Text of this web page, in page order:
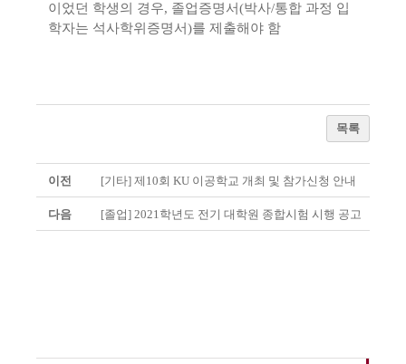
이었던 학생의 경우, 졸업증명서(박사/통합 과정 입
학자는 석사학위증명서)를 제출해야 함
목록
이전 [기타] 제10회 KU 이공학교 개최 및 참가신청 안내
다음 [졸업] 2021학년도 전기 대학원 종합시험 시행 공고